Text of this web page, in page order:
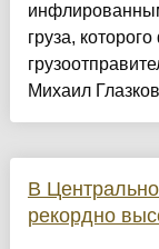
груза,
Михаил
В
рекордно